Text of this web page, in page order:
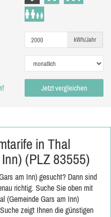
kWh/Jahr
Jetzt vergleichen
in Thal
(PLZ 83555)
am Inn) gesucht? Dann sind
richtig. Suche Sie oben mit
(Gemeinde Gars am Inn)
zeigt Ihnen die günstigen